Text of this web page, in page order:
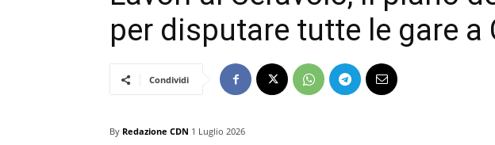
per disputare tutte le gare a
Condividi
By Redazione CDN 1 Luglio 2026